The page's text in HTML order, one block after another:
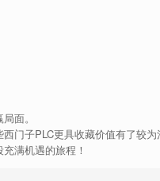
面。
门子PLC更具收藏价值有了较
满机遇的旅程！